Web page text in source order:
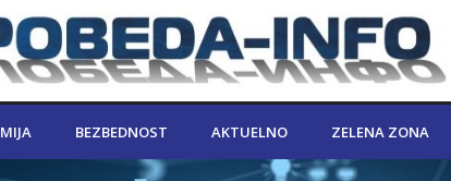
BEZBEDNOST AKTUELNO ZELENA ZONA